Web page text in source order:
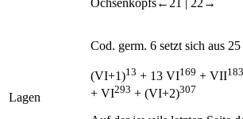
Lagen
Cod. germ. 6 setzt sich aus
(VI+1)13 + 13 VI169 + VII183
+ VI293 + (VI+2)307